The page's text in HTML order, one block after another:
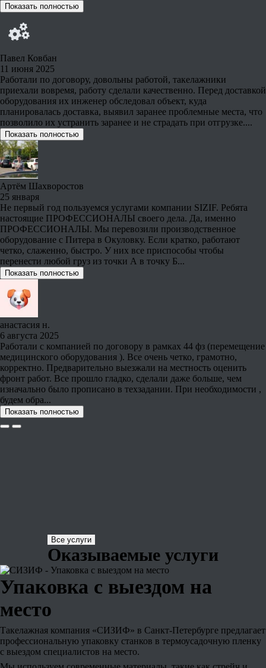
Показать полностью
Павел Ковбан
11 июня 2025
Работали по договору, довольны работой, такелажники
приехали вовремя, работу сделали качественно. Перед доставкой
оборудования их инженер обследовал объект, куда
планировалась доставка, выявил заранее проблемные места, что
позволило их устранить заранее и не страдать при отгрузке....
Показать полностью
Артём Шахворостов
25 января
Не первый год пользуемся услугами компании SIZIF. Ребята
настоящие ПРОФЕССИОНАЛЫ своего дела. Да, именно
ПРОФЕССИОНАЛЫ. Мы перевозили производственное
оборудование с Питера в Окуловку. Если кратко, работают
четко, слаженно, быстро. У них все приспособы чтобы
перенести любой груз из точки А в точку Б...
Показать полностью
анастасия н.
6 августа 2025
Работали с компанией по договору в рамках 44 фз (перемещение
медицинского оборудования ). Все очень четко, грамотно,
корректно. Предварительно выезжали на местность оценить
фронт работ. Все прошло гладко, сделали даже больше, чем
изначально было прописано в техзадании. При необходимости ,
будем обра...
Показать полностью
Все услуги
Оказываемые услуги
Упаковка с выездом на
место
Такелажная компания «СИЗИФ» в Санкт-Петербурге предлагает
профессиональную упаковку станков в термоусадочную пленку
с выездом специалистов на место.